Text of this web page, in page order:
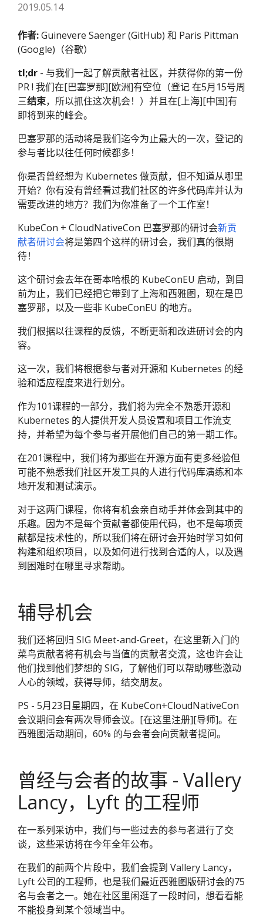
2019.05.14
作者:Guinevere Saenger (GitHub) 和 Paris Pittman
(Google)（谷歌）
tl;dr - 与我们一起了解贡献者社区，并获得你的第一份
PR ! 我们在[巴塞罗那][欧洲]有空位（登记 在5月15号周
三结束，所以抓住这次机会！）并且在[上海][中国]有
即将到来的峰会。
巴塞罗那的活动将是我们迄今为止最大的一次，登记的
参与者比以往任何时候都多！
你是否曾经想为 Kubernetes 做贡献，但不知道从哪里
开始？你有没有曾经看过我们社区的许多代码库并认为
需要改进的地方？我们为你准备了一个工作室！
KubeCon + CloudNativeCon 巴塞罗那的研讨会新贡
献者研讨会将是第四个这样的研讨会，我们真的很期
待！
这个研讨会去年在哥本哈根的 KubeConEU 启动，到目
前为止，我们已经把它带到了上海和西雅图，现在是巴
塞罗那，以及一些非 KubeConEU 的地方。
我们根据以往课程的反馈，不断更新和改进研讨会的内
容。
这一次，我们将根据参与者对开源和 Kubernetes 的经
验和适应程度来进行划分。
作为101课程的一部分，我们将为完全不熟悉开源和
Kubernetes 的人提供开发人员设置和项目工作流支
持，并希望为每个参与者开展他们自己的第一期工作。
在201课程中，我们将为那些在开源方面有更多经验但
可能不熟悉我们社区开发工具的人进行代码库演练和本
地开发和测试演示。
对于这两门课程，你将有机会亲自动手并体会到其中的
乐趣。因为不是每个贡献者都使用代码，也不是每项贡
献都是技术性的，所以我们将在研讨会开始时学习如何
构建和组织项目，以及如何进行找到合适的人，以及遇
到困难时在哪里寻求帮助。
辅导机会
我们还将回归 SIG Meet-and-Greet，在这里新入门的
菜鸟贡献者将有机会与当值的贡献者交流，这也许会让
他们找到他们梦想的 SIG，了解他们可以帮助哪些激动
人心的领域，获得导师，结交朋友。
PS - 5月23日星期四，在 KubeCon+CloudNativeCon
会议期间会有两次导师会议。[在这里注册][导师]。在
西雅图活动期间，60% 的与会者会向贡献者提问。
曾经与会者的故事 - Vallery
Lancy，Lyft 的工程师
在一系列采访中，我们与一些过去的参与者进行了交
谈，这些采访将在今年全年公布。
在我们的前两个片段中，我们会提到 Vallery Lancy，
Lyft 公司的工程师，也是我们最近西雅图版研讨会的75
名与会者之一。她在社区里闲逛了一段时间，想看看能
不能投身到某个领域当中。